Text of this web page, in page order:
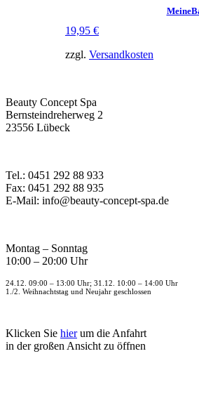
19,95 €
zzgl. Versandkosten
Beauty Concept Spa
Bernsteindreherweg 2
23556 Lübeck
Tel.: 0451 292 88 933
Fax: 0451 292 88 935
E-Mail: info@beauty-concept-spa.de
Montag – Sonntag
10:00 – 20:00 Uhr
24.12. 09:00 – 13:00 Uhr; 31.12. 10:00 – 14:00 Uhr
1./2. Weihnachtstag und Neujahr geschlossen
Klicken Sie hierum die Anfahrt
in der großen Ansicht zu öffnen